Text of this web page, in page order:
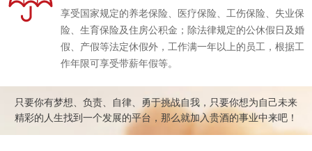
享受国家规定的养老保险、医疗保险、工伤保险、失业保
险、生育保险及住房公积金；除法律规定的公休假日及婚
假、产假等法定休假外，工作满一年以上的员工，根据工
作年限可享受带薪年假等。
只要你有梦想、负责、自律、勇于挑战自我，只要你想为自己未来
精彩的人生找到一个发展的平台，那么就加入贵酒的事业中来吧！